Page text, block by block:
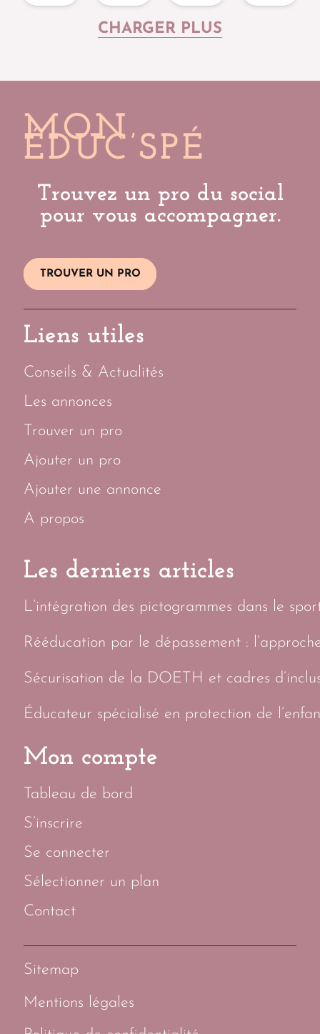
CHARGER PLUS
MON
ÉDUC’SPÉ
Trouvez un pro du social
pour vous accompagner.
TROUVER UN PRO
Liens utiles
Conseils & Actualités
Les annonces
Trouver un pro
Ajouter un pro
Ajouter une annonce
A propos
Les derniers articles
L’intégration des pictogrammes dans le
Rééducation par le dépassement :
Sécurisation de la DOETH et cadres
Éducateur spécialisé en protection de
Mon compte
Tableau de bord
S’inscrire
Se connecter
Sélectionner un plan
Contact
Sitemap
Mentions légales